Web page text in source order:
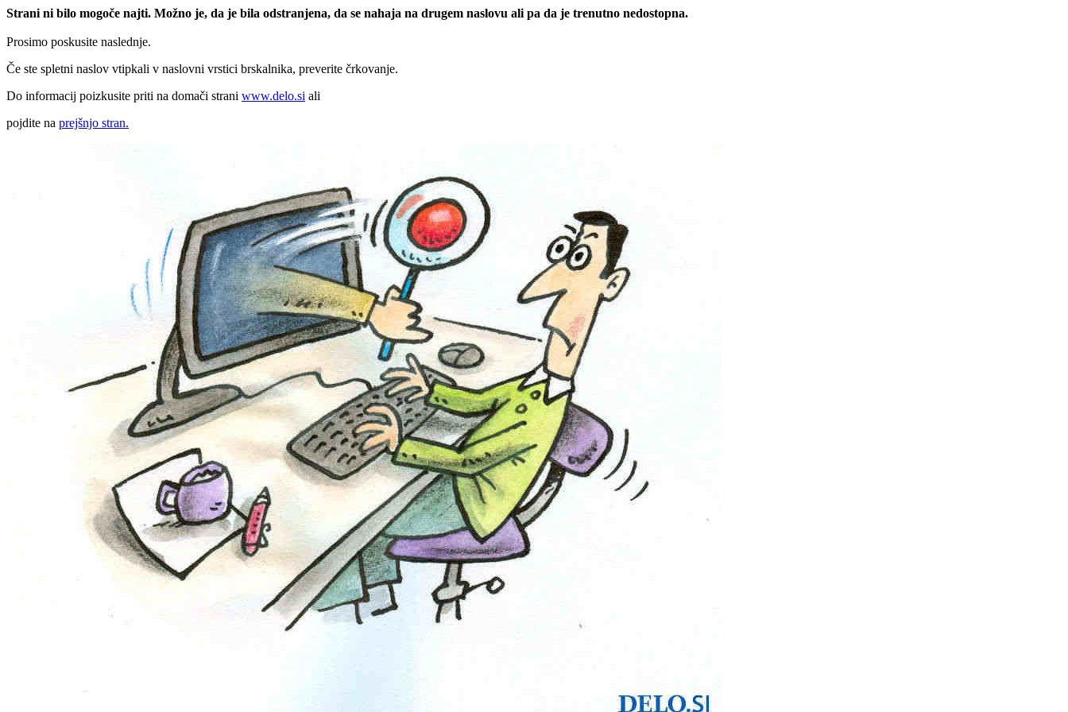
Strani ni bilo mogoče najti. Možno je, da je bila odstranjena, da se nahaja na drugem naslovu ali pa da je trenutno nedostopna.
Prosimo poskusite naslednje.
Če ste spletni naslov vtipkali v naslovni vrstici brskalnika, preverite črkovanje.
Do informacij poizkusite priti na domači strani www.delo.si ali
pojdite na prejšnjo stran.